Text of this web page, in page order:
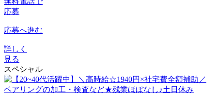
応募
応募へ進む
詳しく
見る
スペシャル